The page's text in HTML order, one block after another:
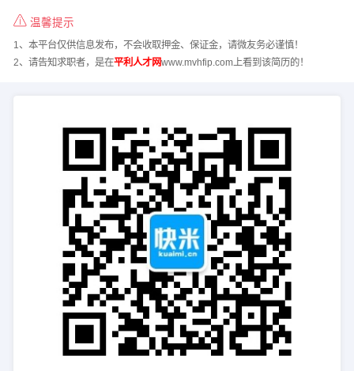
温馨提示
1、本平台仅供信息发布，不会收取押金、保证金，请微友务必谨慎！
2、请告知求职者，是在平利人才网www.mvhfip.com上看到该简历的！